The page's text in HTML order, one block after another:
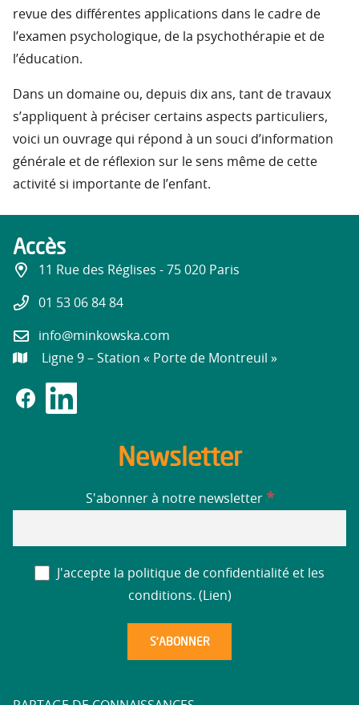
revue des différentes applications dans le cadre de
l’examen psychologique, de la psychothérapie et de
l’éducation.
Dans un domaine ou, depuis dix ans, tant de travaux
s’appliquent à préciser certains aspects particuliers,
voici un ouvrage qui répond à un souci d’information
générale et de réflexion sur le sens même de cette
activité si importante de l’enfant.
Accès
11 Rue des Réglises - 75 020 Paris
01 53 06 84 84
info@minkowska.com
Ligne 9 – Station « Porte de Montreuil »
Newsletter
S'abonner à notre newsletter *
J'accepte la politique de confidentialité et les
conditions. ( Lien)